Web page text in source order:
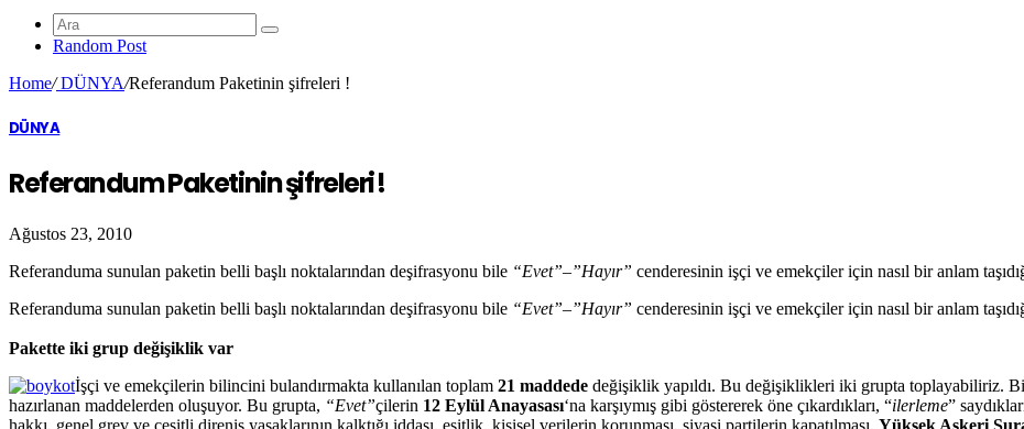
Random Post
Home/DÜNYA/Referandum Paketinin şifreleri !
DÜNYA
Referandum Paketinin şifreleri !
Ağustos 23, 2010
Referanduma sunulan paketin belli başlı noktalarından deşifrasyonu bile “Evet”–”Hayır” cenderesinin işçi ve emekçiler için nasıl bir anlam
Referanduma sunulan paketin belli başlı noktalarından deşifrasyonu bile “Evet”–”Hayır” cenderesinin işçi ve emekçiler için nasıl bir anlam
Pakette iki grup değişiklik var
İşçi ve emekçilerin bilincini bulandırmakta kullanılan toplam 21 maddede değişiklik yapıldı. Bu değişiklikleri iki grupta toplayabiliriz.
hazırlanan maddelerden oluşuyor. Bu grupta, “Evet”çilerin 12 Eylül Anayasası‘na karşıymış gibi göstererek öne çıkardıkları, “ilerleme”